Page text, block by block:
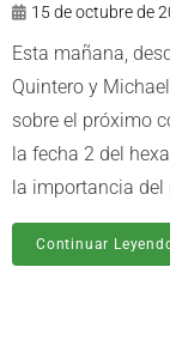
15 de octubre de
Esta mañana,
Quintero y
sobre el próximo
la fecha 2 del
la importancia del
Continuar